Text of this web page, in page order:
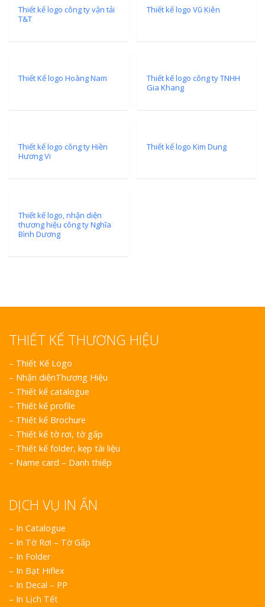
Thiết kế logo công ty vận tải
T&T
Thiết kế logo Vũ Kiên
Thiết Kế logo Hoàng Nam
Thiết kế logo công ty TNHH
Gia Khang
Thiết kế logo công ty Hiền
Hương Vi
Thiết kế logo Kim Dung
Thiết kế logo, nhận diện
thương hiệu công ty Nghĩa
Bình Dương
THIẾT KẾ THƯƠNG HIỆU
– Thiết Kế Logo
– Nhận diệnThương Hiệu
– Thiết kế catalogue
– Thiết kế profile
– Thiết kế Brochure
– Thiết kế tờ rơi, tờ gấp
– Thiết kế folder, kẹp tài liệu
– Name card – Danh thiếp
DỊCH VỤ IN ẤN
– In Catalogue
– In Tờ Rơi – Tờ Gấp
– In Folder
– In Bạt Hiflex
– In Decal – PP
– In Lịch Tết